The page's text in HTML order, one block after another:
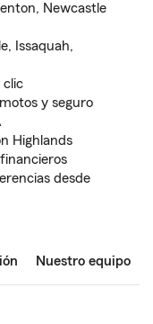
Newcastle
Issaquah,
clic
y seguro
Highlands
desde
Nuestro equipo